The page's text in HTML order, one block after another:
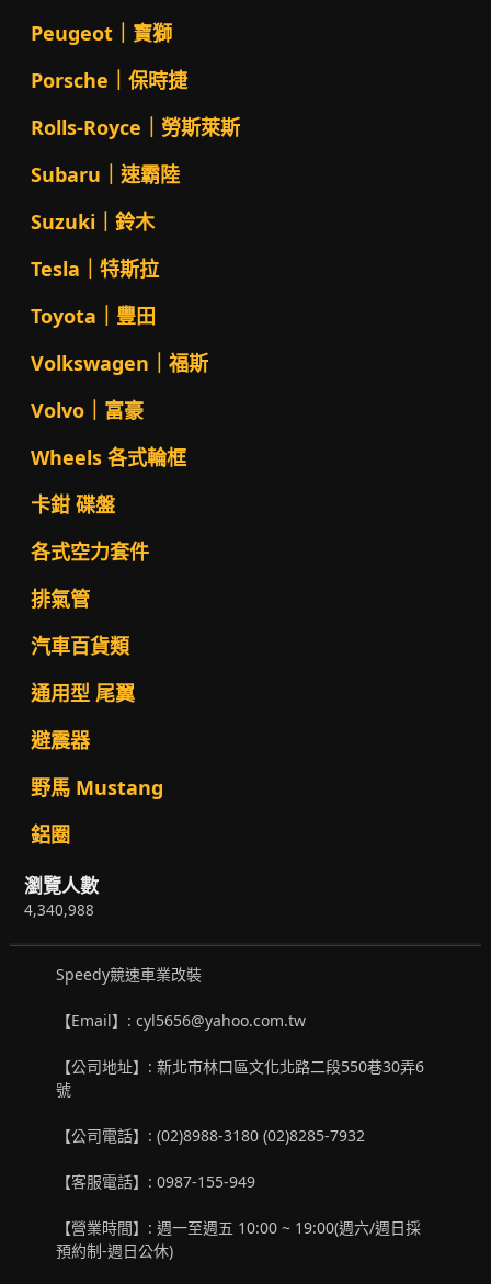
Peugeot｜寶獅
Porsche｜保時捷
Rolls-Royce｜勞斯萊斯
Subaru｜速霸陸
Suzuki｜鈴木
Tesla｜特斯拉
Toyota｜豐田
Volkswagen｜福斯
Volvo｜富豪
Wheels 各式輪框
卡鉗 碟盤
各式空力套件
排氣管
汽車百貨類
通用型 尾翼
避震器
野馬 Mustang
鋁圈
瀏覽人數
4,340,988
Speedy競速車業改裝
【Email】: cyl5656@yahoo.com.tw
【公司地址】: 新北市林口區文化北路二段550巷30弄6
號
【公司電話】: (02)8988-3180 (02)8285-7932
【客服電話】: 0987-155-949
【營業時間】: 週一至週五 10:00 ~ 19:00(週六/週日採
預約制-週日公休)